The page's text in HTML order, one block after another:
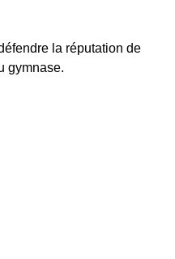
la réputation de
gymnase.